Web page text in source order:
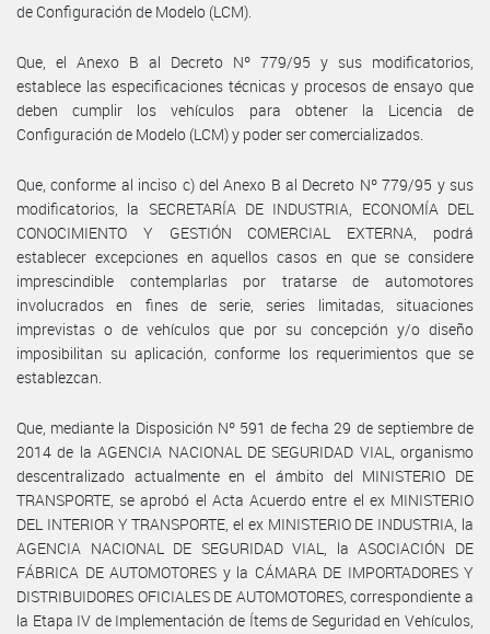
de Configuración de Modelo (LCM).
Que, el Anexo B al Decreto Nº 779/95 y sus modificatorios,
establece las especificaciones técnicas y procesos de ensayo que
deben cumplir los vehículos para obtener la Licencia de
Configuración de Modelo (LCM) y poder ser comercializados.
Que, conforme al inciso c) del Anexo B al Decreto Nº 779/95 y sus
modificatorios, la SECRETARÍA DE INDUSTRIA, ECONOMÍA DEL
CONOCIMIENTO Y GESTIÓN COMERCIAL EXTERNA, podrá
establecer excepciones en aquellos casos en que se considere
imprescindible contemplarlas por tratarse de automotores
involucrados en fines de serie, series limitadas, situaciones
imprevistas o de vehículos que por su concepción y/o diseño
imposibilitan su aplicación, conforme los requerimientos que se
establezcan.
Que, mediante la Disposición Nº 591 de fecha 29 de septiembre de
2014 de la AGENCIA NACIONAL DE SEGURIDAD VIAL, organismo
descentralizado actualmente en el ámbito del MINISTERIO DE
TRANSPORTE, se aprobó el Acta Acuerdo entre el ex MINISTERIO
DEL INTERIOR Y TRANSPORTE, el ex MINISTERIO DE INDUSTRIA, la
AGENCIA NACIONAL DE SEGURIDAD VIAL, la ASOCIACIÓN DE
FÁBRICA DE AUTOMOTORES y la CÁMARA DE IMPORTADORES Y
DISTRIBUIDORES OFICIALES DE AUTOMOTORES, correspondiente a
la Etapa IV de Implementación de Ítems de Seguridad en Vehículos,